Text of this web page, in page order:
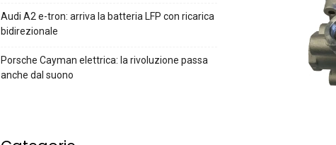
Audi A2 e-tron: arriva la batteria LFP con ricarica
bidirezionale
Porsche Cayman elettrica: la rivoluzione passa
anche dal suono